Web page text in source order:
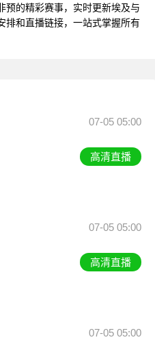
预的精彩赛事，实时更新埃及与
排和直播链接，一站式掌握所有
07-05 05:00
高清直播
07-05 05:00
高清直播
07-05 05:00